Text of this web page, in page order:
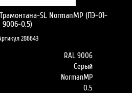
SL NormanMP (ПЭ-01-
9006-0.5)
286643
RAL 9006
Серый
NormanMP
0.5